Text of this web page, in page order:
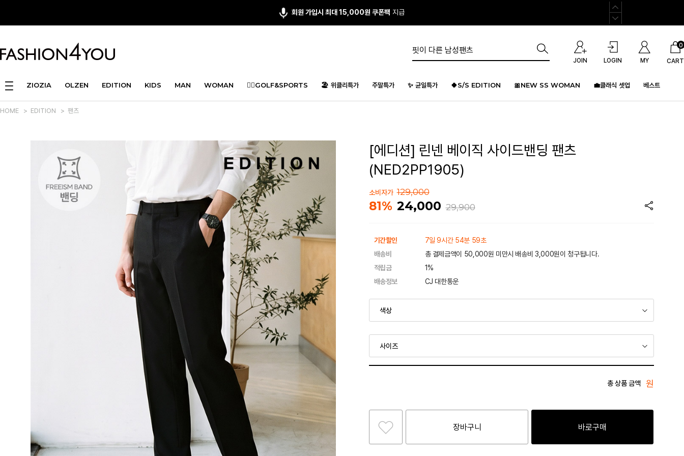
회원 가입시 최대 15,000원 쿠폰팩 지급
JOIN LOGIN MY CART
0
ZIOZIA OLZEN EDITION KIDS MAN WOMAN 🏌️‍♂️GOLF&SPORTS 🏖️ 위클리특가 주말특가 ✨ 균일특가 🍀S/S EDITION 🎀NEW SS WOMAN 💼클래식 셋업 베스트
HOME > EDITION > 팬츠
[에디션] 린넨 베이직 사이드밴딩 팬츠
(NED2PP1905)
소비자가 129,000
81% 24,000 29,900
기간할인
7일 9시간 54분 59초
배송비
총 결제금액이 50,000원 미만시 배송비 3,000원이 청구됩니다.
적립금
1%
배송정보
CJ 대한통운
총 상품 금액 원
장바구니 바로구매